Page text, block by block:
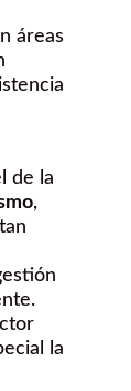
áreas
de la
,
la